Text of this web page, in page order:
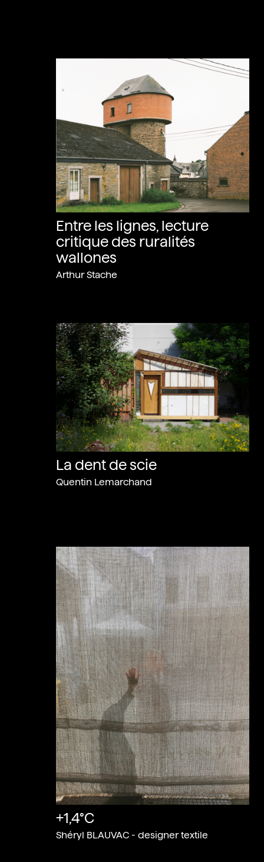
Entre les lignes, lecture
critique des ruralités
wallones
Arthur Stache
La dent de scie
Quentin Lemarchand
+1,4°C
Shéryl BLAUVAC - designer textile